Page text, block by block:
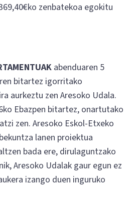
zenbatekoa egokitu
abenduaren 5
bitartez igorritako
aurkeztu zen Aresoko Udala.
Ebazpen bitartez, onartutako
zen. Aresoko Eskol-Etxeko
lanen proiektua
bada ere, dirulaguntzako
Aresoko Udalak gaur egun ez
izango duen inguruko